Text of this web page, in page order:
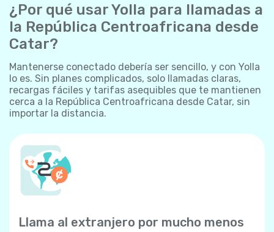
¿Por qué usar Yolla para llamadas a
la República Centroafricana desde
Catar?
Mantenerse conectado debería ser sencillo, y con Yolla
lo es. Sin planes complicados, solo llamadas claras,
recargas fáciles y tarifas asequibles que te mantienen
cerca a la República Centroafricana desde Catar, sin
importar la distancia.
Llama al extranjero por mucho menos